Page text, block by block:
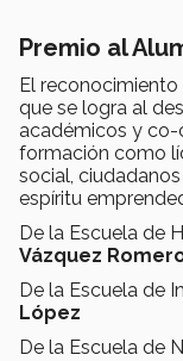
Premio al
El reconocimiento
que se logra al
académicos y co-
formación como
social,
espíritu
De la Escuela de
Vázquez
De la Escuela de
López
De la Escuela de